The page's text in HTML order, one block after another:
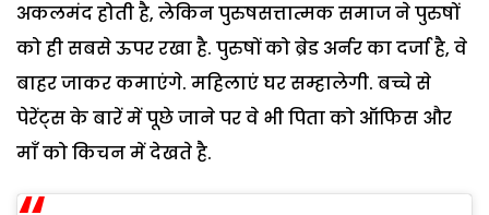
अकलमंद होती है, लेकिन पुरुषसत्तात्मक समाज ने पुरुषों
को ही सबसे ऊपर रखा है. पुरुषों को ब्रेड अर्नर का दर्जा है, वे
बाहर जाकर कमाएंगे. महिलाएं घर सम्हालेगी. बच्चे से
पेरेंट्स के बारें में पूछे जाने पर वे भी पिता को ऑफिस और
माँ को किचन में देखते है.